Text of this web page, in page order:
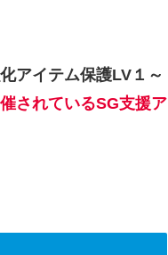
アイテム保護LV１～
されているSG支援ア